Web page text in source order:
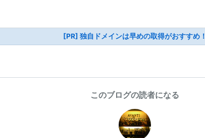
[PR] 独自ドメインは早めの取得がおすすめ！
このブログの読者になる